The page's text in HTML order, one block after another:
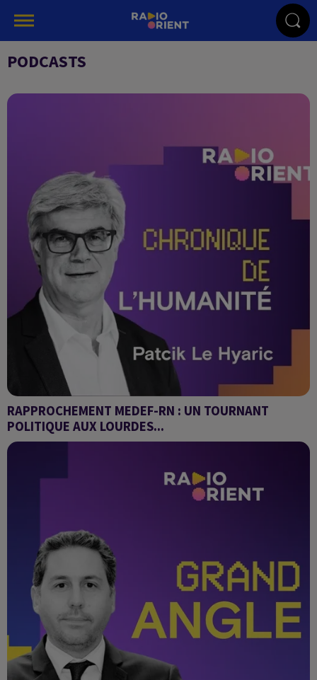
PODCASTS
RAPPROCHEMENT MEDEF-RN : UN TOURNANT
POLITIQUE AUX LOURDES...
CHRONIQUE DE L'HUMANITE